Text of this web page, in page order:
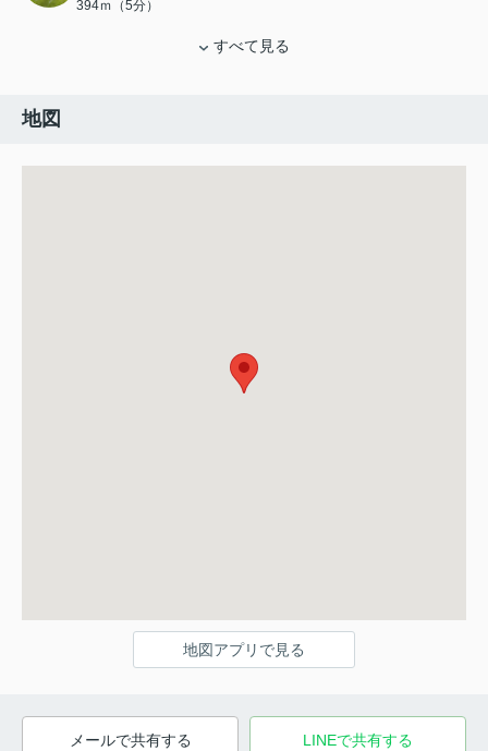
394ｍ（5分）
すべて見る
地図
地図アプリで見る
メールで共有する LINEで共有する